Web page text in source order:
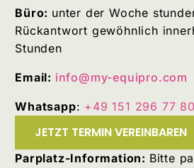
Büro: unter der Woche
Rückantwort gewöhnlich
Stunden
Email: info@my-equipro.com
Whatsapp: +49 151 296 77
JETZT TERMIN VEREINBAREN
Parplatz-Information: Bitte